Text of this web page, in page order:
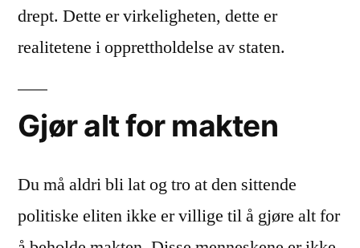
drept. Dette er virkeligheten, dette er
realitetene i opprettholdelse av staten.
Gjør alt for makten
Du må aldri bli lat og tro at den sittende
politiske eliten ikke er villige til å gjøre alt for